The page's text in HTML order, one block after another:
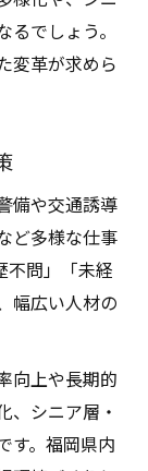
でしょう。
変革が求めら
備や交通誘導
ど多様な仕事
不問」「未経
幅広い人材の
向上や長期的
、シニア層・
す。福岡県内